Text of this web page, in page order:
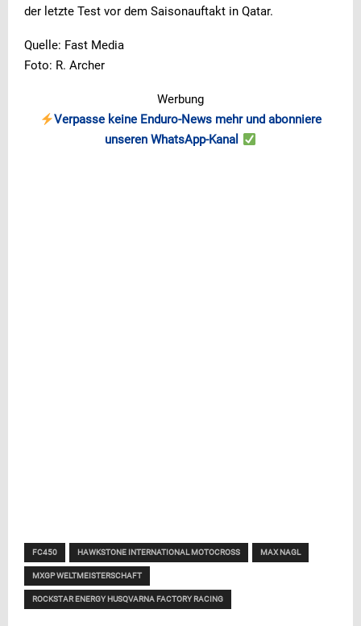
der letzte Test vor dem Saisonauftakt in Qatar.
Quelle: Fast Media
Foto: R. Archer
Werbung
Verpasse keine Enduro-News mehr und abonniere
unseren WhatsApp-Kanal
FC450 HAWKSTONE INTERNATIONAL MOTOCROSS MAX NAGL
MXGP WELTMEISTERSCHAFT
ROCKSTAR ENERGY HUSQVARNA FACTORY RACING